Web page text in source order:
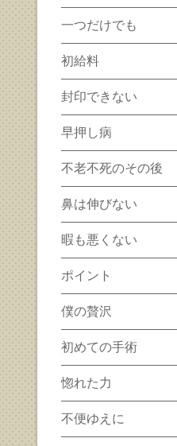
一つだけでも
初給料
封印できない
早押し病
不老不死のその後
鼻は伸びない
暇も悪くない
ポイント
僕の贅沢
初めての手術
惚れた力
不便ゆえに